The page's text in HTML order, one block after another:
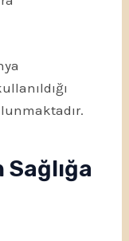
Sağlığa